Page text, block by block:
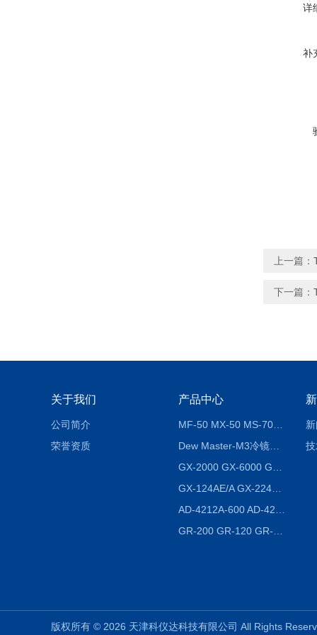
详
补
上一篇：
下一篇：
关于我们
公司简介
荣誉资质
产品中心
MF-50 MX-50 MS-70卤素水分测定仪 红外线水分仪
Dew Master-M3冷镜式露点仪
GX-124AE/A GX-224AE/A分析天平
版权所有 © 2026 天津科仪达科技有限公司 All Rights